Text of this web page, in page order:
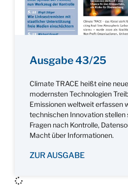
Ausgabe 43/25
Climate TRACE heißt eine
modernsten Technologien
Emissionen weltweit erfassen
technischen Innovation
Fragen nach Kontrolle,
Macht über Informationen.
ZUR AUSGABE